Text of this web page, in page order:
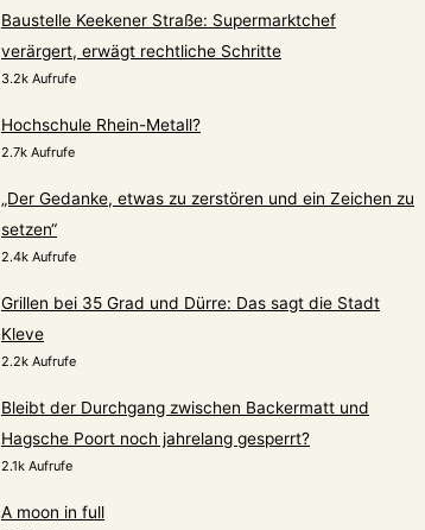
Baustelle Keekener Straße: Supermarktchef
verärgert, erwägt rechtliche Schritte
3.2k Aufrufe
Hochschule Rhein-Metall?
2.7k Aufrufe
„Der Gedanke, etwas zu zerstören und ein Zeichen zu
setzen“
2.4k Aufrufe
Grillen bei 35 Grad und Dürre: Das sagt die Stadt
Kleve
2.2k Aufrufe
Bleibt der Durchgang zwischen Backermatt und
Hagsche Poort noch jahrelang gesperrt?
2.1k Aufrufe
A moon in full